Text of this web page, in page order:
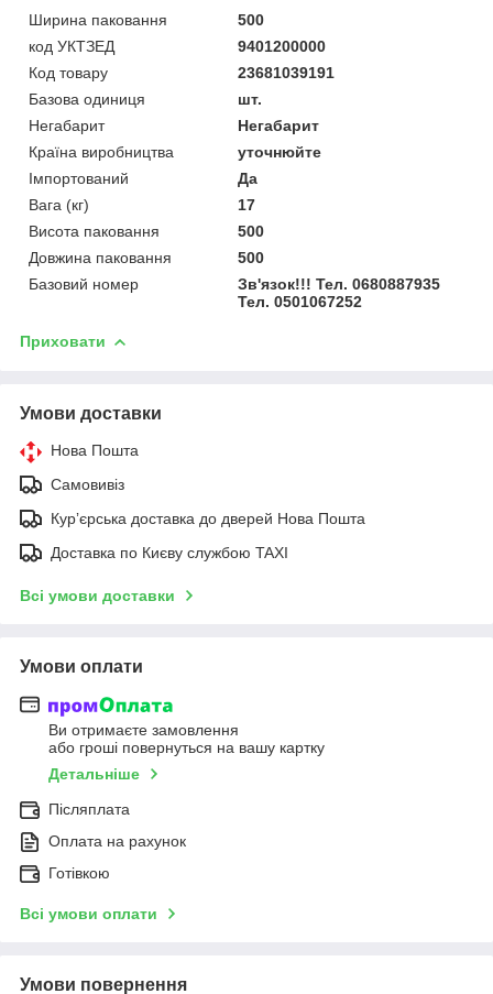
Ширина паковання
500
код УКТЗЕД
9401200000
Код товару
23681039191
Базова одиниця
шт.
Негабарит
Негабарит
Країна виробництва
уточнюйте
Імпортований
Да
Вага (кг)
17
Висота паковання
500
Довжина паковання
500
Базовий номер
Зв'язок!!! Тел. 0680887935
Тел. 0501067252
Приховати
Умови доставки
Нова Пошта
Самовивіз
Курʼєрська доставка до дверей Нова Пошта
Доставка по Києву службою TAXI
Всі умови доставки
Умови оплати
Ви отримаєте замовлення
або гроші повернуться на вашу картку
Детальніше
Післяплата
Оплата на рахунок
Готівкою
Всі умови оплати
Умови повернення